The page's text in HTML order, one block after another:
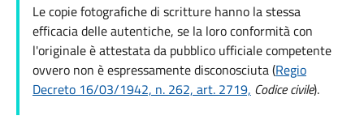
Le copie fotografiche di scritture hanno la stessa
efficacia delle autentiche, se la loro conformità con
l'originale è attestata da pubblico ufficiale competente
ovvero non è espressamente disconosciuta (Regio
Decreto 16/03/1942, n. 262, art. 2719, Codice civile).